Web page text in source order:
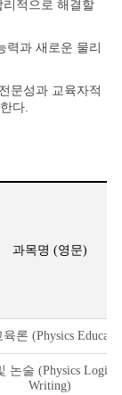
적으로 해결할
과 새로운 물리
문성과 교육자적
다.
과목명 (영문)
론 (Physics
논술 (Physics Logic
Writing)